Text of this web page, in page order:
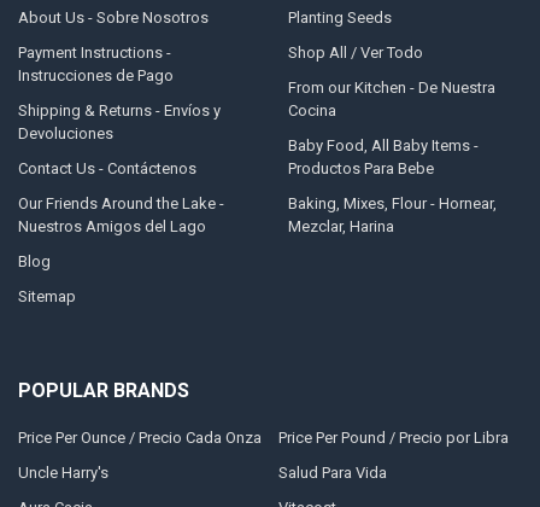
About Us - Sobre Nosotros
Payment Instructions -
Instrucciones de Pago
Shipping & Returns - Envíos y
Devoluciones
Contact Us - Contáctenos
Our Friends Around the Lake -
Nuestros Amigos del Lago
Blog
Sitemap
Planting Seeds
Shop All / Ver Todo
From our Kitchen - De Nuestra
Cocina
Baby Food, All Baby Items -
Productos Para Bebe
Baking, Mixes, Flour - Hornear,
Mezclar, Harina
POPULAR BRANDS
Price Per Ounce / Precio Cada Onza
Uncle Harry's
Price Per Pound / Precio por Libra
Salud Para Vida